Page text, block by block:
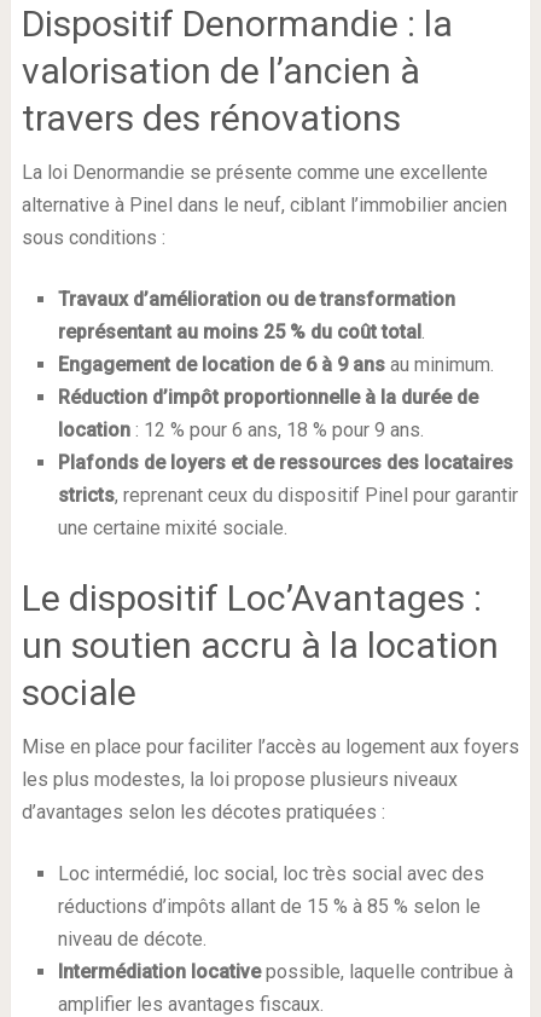
Dispositif Denormandie : la
valorisation de l’ancien à
travers des rénovations
La loi Denormandie se présente comme une excellente
alternative à Pinel dans le neuf, ciblant l’immobilier ancien
sous conditions :
Travaux d’amélioration ou de transformation
représentant au moins 25 % du coût total.
Engagement de location de 6 à 9 ansau minimum.
Réduction d’impôt proportionnelle à la durée de
location: 12 % pour 6 ans, 18 % pour 9 ans.
Plafonds de loyers et de ressources des locataires
stricts, reprenant ceux du dispositif Pinel pour garantir
une certaine mixité sociale.
Le dispositif Loc’Avantages :
un soutien accru à la location
sociale
Mise en place pour faciliter l’accès au logement aux foyers
les plus modestes, la loi propose plusieurs niveaux
d’avantages selon les décotes pratiquées :
Loc intermédié, loc social, loc très social avec des
réductions d’impôts allant de 15 % à 85 % selon le
niveau de décote.
Intermédiation locativepossible, laquelle contribue à
amplifier les avantages fiscaux.